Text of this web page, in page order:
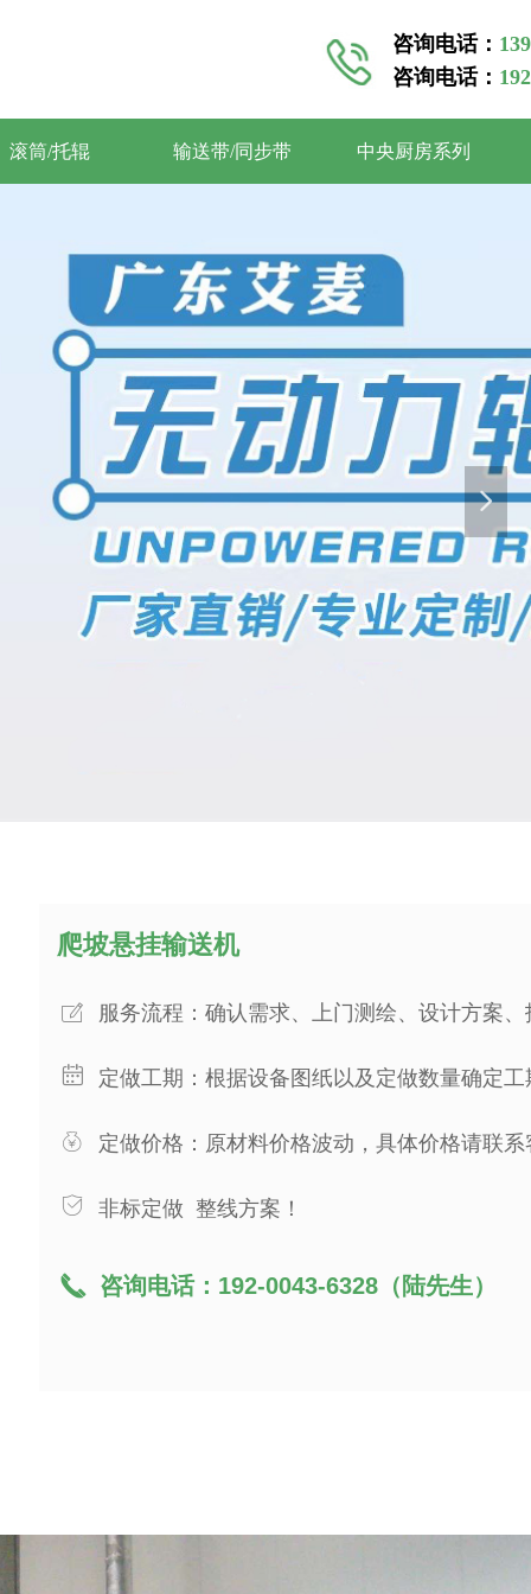
넲
咨询电话：
咨询电话：
滚筒/托辊 输送带/同步带 中央厨房系列
服务流程：确认需求、上门测绘、设计方案
定做工期：根据设备图纸以及定做数量确定
定做价格：原材料价格波动，具体价格请联
非标定做 整线方案！
咨询电话：192-0043-6328（陆先生）
ꂐ
ꅄ
ꀠ
ꀳ
끅
爬坡悬挂输送机